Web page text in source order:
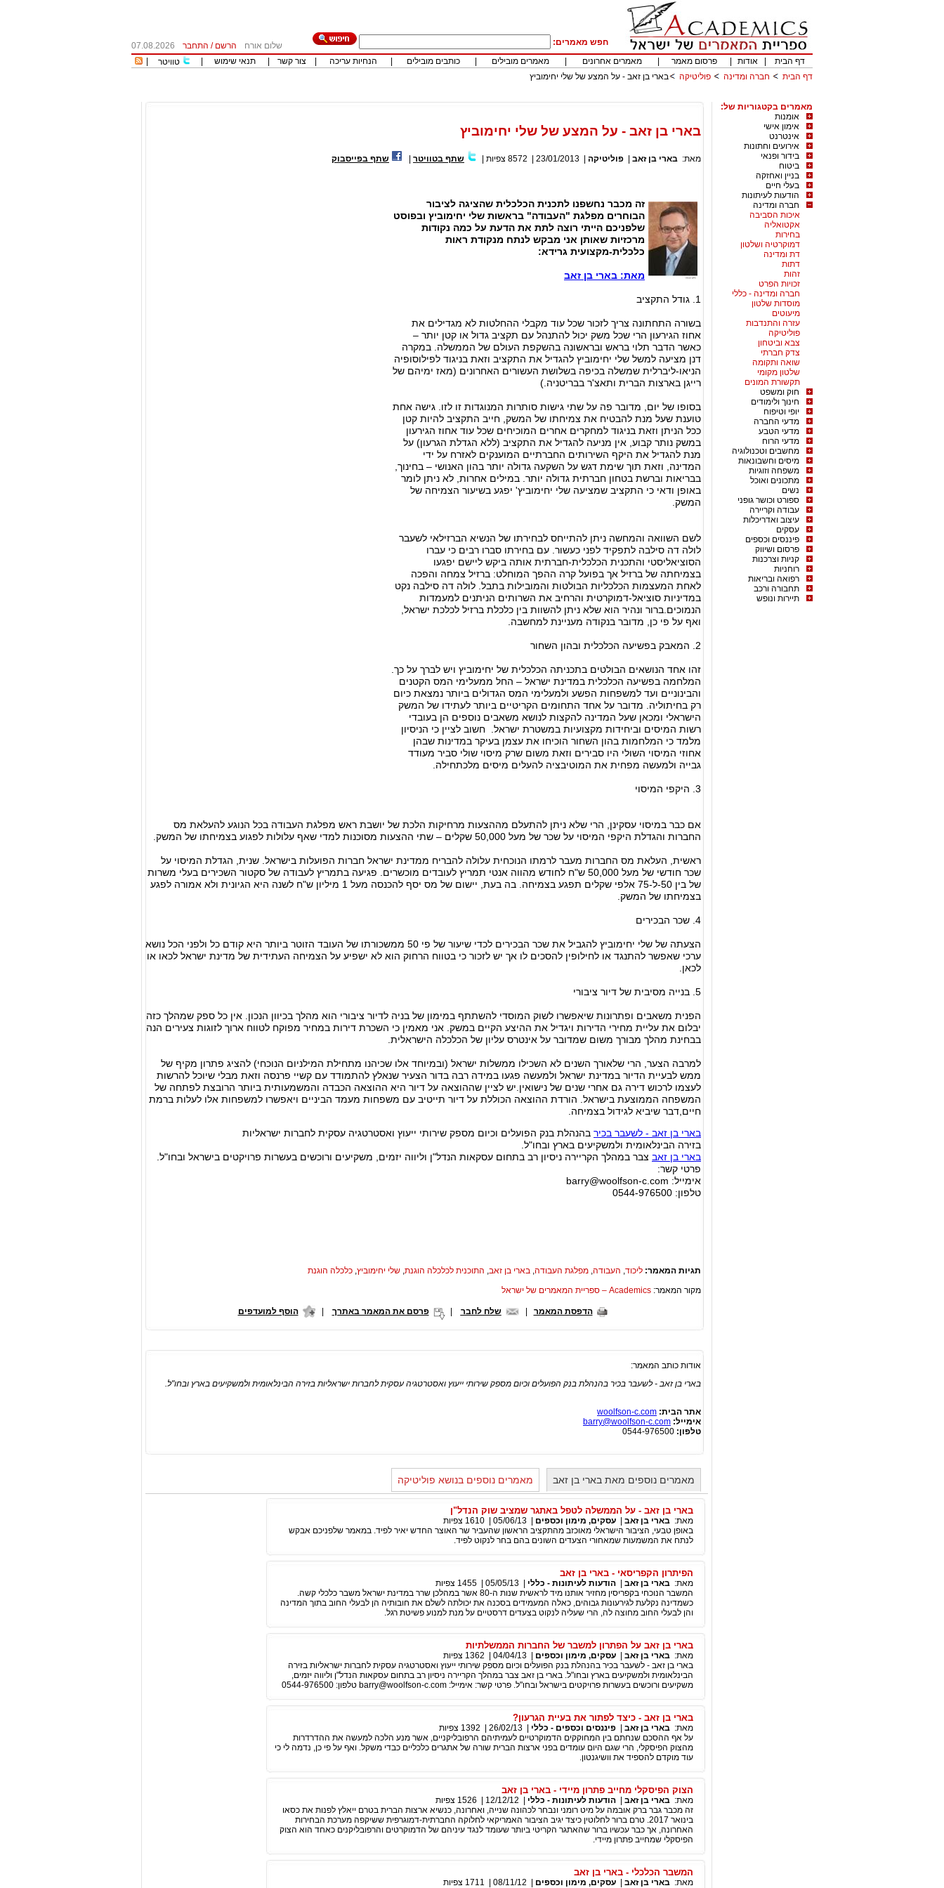
חפש מאמרים: שלום אורח הרשם / התחבר
07.08.2026
דף הבית
אודות פרסום מאמר מאמרים אחרונים מאמרים מובילים כותבים מובילים הנחיות עריכה צור קשר תנאי שימוש טוויטר
דף הבית
חברה ומדינה פוליטיקה בארי בן זאב - על המצע של שלי יחימוביץ
מאמרים בקטגוריות של:
אומנות
אימון אישי
אינטרנט
אירועים וחתונות
בידור ופנאי
ביטוח
בניין ואחזקה
בעלי חיים
הודעות לעיתונות
חברה ומדינה
איכות הסביבה
אקטואליה
בחירות
דמוקרטיה ושלטון
דת ומדינה
דתות
זהות
זכויות הפרט
חברה ומדינה - כללי
מוסדות שלטון
מיעוטים
עזרה והתנדבות
פוליטיקה
צבא וביטחון
צדק חברתי
שואה ותקומה
שלטון מקומי
תקשורת המונים
חוק ומשפט
חינוך ולימודים
יופי וטיפוח
מדעי החברה
מדעי הטבע
מדעי הרוח
מחשבים וטכנולוגיה
מיסים וחשבונאות
משפחה וזוגיות
מתכונים ואוכל
נשים
ספורט וכושר גופני
עבודה וקריירה
עיצוב ואדריכלות
עסקים
פיננסים וכספים
פרסום ושיווק
קניות וצרכנות
רוחניות
רפואה ובריאות
תחבורה ורכב
תיירות ונופש
בארי בן זאב - על המצע של שלי יחימוביץ
מאת: בארי בן זאב פוליטיקה 23/01/2013
8572 צפיות שתף בטוויטר שתף בפייסבוק
זה מכבר נחשפנו לתכנית הכלכלית שהציגה לציבור
הבוחרים מפלגת "העבודה" בראשות שלי יחימוביץ ובפוסט
שלפניכם הייתי רוצה לתת את הדעת על כמה נקודות
מרכזיות שאותן אני מבקש לנתח מנקודת ראות
כלכלית-מקצועית גרידא:
מאת: בארי בן זאב
1. גודל התקציב
בשורה התחתונה צריך לזכור שכל עוד מקבלי ההחלטות לא מגדילים את
אחוז הגירעון הרי שכל משק יכול להתנהל עם תקציב גדול או קטן יותר –
כאשר הדבר תלוי בראש ובראשונה בהשקפת העולם של הממשלה. במקרה
דנן מציעה למשל שלי יחימוביץ להגדיל את התקציב וזאת בניגוד לפילוסופיה
הניאו-ליברלית שמשלה בכיפה בשלושת העשורים האחרונים (מאז ימיהם של
רייגן בארצות הברית ותאצ'ר בבריטניה.)
בסופו של יום, מדובר פה על שתי גישות סותרות המנוגדות זו לזו. גישה אחת
טוענת שעל מנת להבטיח את צמיחתו של המשק, חייב התקציב להיות קטן
ככל הניתן וזאת בניגוד למחקרים אחרים המוכיחים שכל עוד אחוז הגירעון
במשק נותר קבוע, אין מניעה להגדיל את התקציב (ללא הגדלת הגרעון) על
מנת להגדיל את היקף השירותים החברתיים המוענקים לאזרח על ידי
המדינה, וזאת תוך שימת דגש על השקעה גדולה יותר בהון האנושי – בחינוך,
בבריאות וברשת בטחון חברתית גדולה יותר. במילים אחרות, לא ניתן לומר
באופן ודאי כי התקציב שמציעה שלי יחימוביץ' יפגע בשיעור הצמיחה של
המשק.
לשם השוואה והמחשה ניתן להתייחס לבחירתו של הנשיא הברזילאי לשעבר
לולה דה סילבה לתפקיד לפני כעשור. עם בחירתו סברו רבים כי עברו
הסוציאליסטי והתכנית הכלכלית-חברתית אותה ביקש ליישם יפגעו
בצמיחתה של ברזיל אך בפועל קרה ההפך המוחלט: ברזיל צמחה והפכה
לאחת המעצמות הכלכליות הבולטות והמובילות בתבל. לולה דה סילבה נקט
במדיניות סוציאל-דמוקרטית והרחיב את השרותים הניתנים למעמדות
הנמוכים.ברור ונהיר הוא שלא ניתן להשוות בין כלכלת ברזיל לכלכת ישראל,
ואף על פי כן, מדובר בנקודה מעניינת למחשבה.
2. המאבק בפשיעה הכלכלית ובהון השחור
זהו אחד הנושאים הבולטים בתכניתה הכלכלית של יחימוביץ ויש לברך על כך.
המלחמה בפשיעה הכלכלית במדינת ישראל – החל ממעלימי המס הקטנים
והבינוניים ועד למשפחות הפשע ולמעלימי המס הגדולים ביותר נמצאת כיום
רק בחיתוליה. מדובר על אחד התחומים הקריטיים ביותר לעתידו של המשק
הישראלי ומכאן שעל המדינה להקצות לנושא משאבים נוספים הן בעובדי
רשות המיסים וביחידות מקצועיות במשטרת ישראל. חשוב לציין כי הניסיון
מלמד כי המלחמות בהון השחור הוכיחו את עצמן בעיקר במדינות שבהן
אחוזי המיסוי השולי היו סבירים וזאת משום שרק מיסוי שולי סביר מעודד
גבייה ולמעשה מפחית את המוטיבציה להעלים מיסים מלכתחילה.
3. היקפי המיסוי
אם כבר במיסוי עסקינן, הרי שלא ניתן להתעלם מההצעות מרחיקות הלכת של יושבת ראש מפלגת העבודה בכל הנוגע להעלאת מס
החברות והגדלת היקפי המיסוי על שכר של מעל 50,000 שקלים – שתי ההצעות מסוכנות למדי שאף עלולות לפגוע בצמיחתו של המשק.
ראשית, העלאת מס החברות מעבר לרמתו הנוכחית עלולה להבריח ממדינת ישראל חברות הפועלות בישראל. שנית, הגדלת המיסוי על
שכר חודשי של מעל 50,000 ש"ח לחודש מהווה אנטי תמריץ לעובדים מוכשרים. פגיעה בתמריץ לעבודה של סקטור השכירים בעלי משרות
של בין 50-ל-75 אלפי שקלים תפגע בצמיחה. בה בעת, יישום של מס יסף להכנסה מעל 1 מיליון ש"ח לשנה היא הגיונית ולא אמורה לפגע
בצמיחתו של המשק.
4. שכר הבכירים
הצעתה של שלי יחימוביץ להגביל את שכר הבכירים לכדי שיעור של פי 50 ממשכורתו של העובד הזוטר ביותר היא קודם כל ולפני הכל נושא
ערכי שאפשר להתנגד או לחילופין להסכים לו אך יש לזכור כי בטווח הרחוק הוא לא ישפיע על הצמיחה העתידית של מדינת ישראל לכאו או
לכאן.
5. בנייה מסיבית של דיור ציבורי
הפנית משאבים ופתרונות שיאפשרו לשוק המוסדי להשתתף במימון של בניה לדיור ציבורי הוא מהלך בכיוון הנכון. אין כל ספק שמהלך כזה
יבלום את עליית מחירי הדירות ויגדיל את ההיצע הקיים במשק. אני מאמין כי השכרת דירות במחיר מפוקח לטווח ארוך לזוגות צעירים הנה
בבחינת מהלך מבורך משום שמדובר על אינטרס עליון של הכלכלה הישראלית.
למרבה הצער, הרי שלאורך השנים לא השכילו ממשלות ישראל (ובמיוחד אלו שכיהנו מתחילת המילניום הנוכחי) להציג פתרון מקיף של
ממש לבעיית הדיור במדינת ישראל ולמעשה פגעו במידה רבה בדור הצעיר שנאלץ להתמודד עם קשיי פרנסה וזאת מבלי שיוכל להרשות
לעצמו לרכוש דירה גם אחרי שנים של נישואין.יש לציין שההוצאה על דיור היא ההוצאה הכבדה והמשמעותית ביותר הרובצת לפתחה של
המשפחה הממוצעת בישראל. הורדת ההוצאה הכוללת על דיור תייטיב עם משפחות מעמד הביניים ויאפשרו למשפחות אלו לעלות ברמת
חיים,דבר שיביא לגידול בצמיחה.
בארי בן זאב - לשעבר בכיר בהנהלת בנק הפועלים וכיום מספק שירותי ייעוץ ואסטרטגיה עסקית לחברות ישראליות
בזירה הבינלאומית ולמשקיעים בארץ ובחו"ל.
בארי בן זאב צבר במהלך הקריירה ניסיון רב בתחום עסקאות הנדל"ן וליווה יזמים, משקיעים ורוכשים בעשרות פרויקטים בישראל ובחו"ל.
פרטי קשר:
אימייל: barry@woolfson-c.com
טלפון: 0544-976500
תגיות המאמר: ליכוד, העבודה, מפלגת העבודה, בארי בן זאב, התוכנית לכלכלה הוגנת, שלי יחימוביץ, כלכלה הוגנת
מקור המאמר: Academics – ספריית המאמרים של ישראל
הדפסת המאמר שלח לחבר פרסם את המאמר באתרך | הוסף למועדפים
אודות כותב המאמר:
בארי בן זאב - לשעבר בכיר בהנהלת בנק הפועלים וכיום מספק שירותי ייעוץ ואסטרטגיה עסקית לחברות ישראליות בזירה הבינלאומית ולמשקיעים בארץ ובחו"ל.
אתר הבית: woolfson-c.com
אימייל: barry@woolfson-c.com
טלפון:
מאמרים נוספים מאת בארי בן זאב מאמרים נוספים בנושא פוליטיקה
בארי בן זאב - על הממשלה לטפל באתגר שמציב שוק הנדל"ן
מאת: בארי בן זאב עסקים, מימון וכספים 05/06/13
1610 צפיות
באופן טבעי, הציבור הישראלי מאוכזב מהתקציב הראשון שהעביר שר האוצר החדש יאיר לפיד. במאמר שלפניכם אבקש
לנתח את המשמעות שמאחורי הצעדים השונים בהם בחר לנקוט לפיד.
הפיתרון הקפריסאי - בארי בן זאב
מאת: בארי בן זאב הודעות לעיתונות - כללי 05/05/13
1455 צפיות
המשבר הנוכחי בקפריסין מחזיר אותנו מיד לראשית שנות ה-80 אשר במהלכן שרר במדינת ישראל משבר כלכלי קשה.
כשמדינה נקלעת לגירעונות גבוהים, כאלה המעמידים בסכנה את יכולתה לשלם את חובותיה הן לבעלי החוב בתוך המדינה
והן לבעלי החוב מחוצה לה, הרי שעליה לנקוט בצעדים דרסטיים על מנת למנוע פשיטת רגל.
בארי בן זאב על הפתרון למשבר של החברות הממשלתיות
מאת: בארי בן זאב עסקים, מימון וכספים 04/04/13
1362 צפיות
בארי בן זאב - לשעבר בכיר בהנהלת בנק הפועלים וכיום מספק שירותי ייעוץ ואסטרטגיה עסקית לחברות ישראליות בזירה
הבינלאומית ולמשקיעים בארץ ובחו"ל. בארי בן זאב צבר במהלך הקריירה ניסיון רב בתחום עסקאות הנדל"ן וליווה יזמים,
משקיעים ורוכשים בעשרות פרויקטים בישראל ובחו"ל. פרטי קשר: אימייל: barry@woolfson-c.com טלפון: 0544-976500
בארי בן זאב - כיצד לפתור את בעיית הגרעון?
מאת: בארי בן זאב פיננסים וכספים - כללי 26/02/13
1392 צפיות
על אף ההסכם שנחתם בין המחוקקים הדמוקרטיים לעמיתיהם הרפובליקניים, אשר מנע הלכה למעשה את ההדרדרות
מהצוק הפיסקלי, הרי שגם היום עומדים בפני ארצות הברית שורה של אתגרים כלכליים כבדי משקל. ואף על פי כן, נדמה לי כי
עוד מוקדם להספיד את וושיגנטון.
הצוק הפיסקלי מחייב פתרון מיידי - בארי בן זאב
מאת: בארי בן זאב הודעות לעיתונות - כללי 12/12/12
1526 צפיות
זה מכבר גבר ברק אובמה על מיט רומני ונבחר לכהונה שנייה, ואחרונה, כנשיא ארצות הברית בטרם ייאלץ לפנות את כסאו
בינואר 2017. טרם ברור לחלוטין כיצד יגיב הציבור האמריקאי לחלוקה החברתית-דמוגרפית ששיקפה מערכת הבחירות
האחרונה, אך כבר עכשיו ברור שהאתגר הקריטי ביותר שעומד לנגד עיניהם של הדמוקרטים והרפובליקנים כאחד הוא הצוק
הפיסקלי שמחייב פתרון מיידי.
המשבר הכלכלי - בארי בן זאב
מאת: בארי בן זאב עסקים, מימון וכספים 08/11/12
1711 צפיות